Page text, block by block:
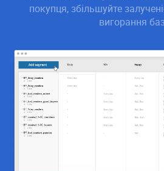
покупця, збільшуйте
вигорання